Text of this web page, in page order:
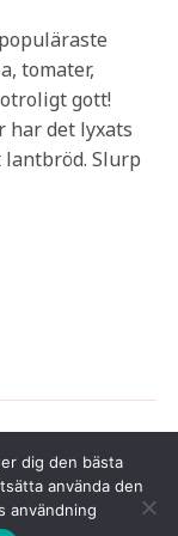
tomater,
gott!
har det lyxats
Slurp
dig den bästa
använda den
användning